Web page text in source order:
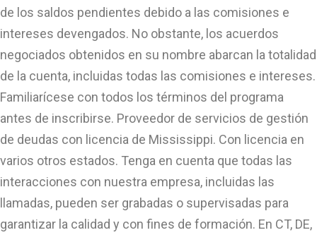
de los saldos pendientes debido a las comisiones e
intereses devengados. No obstante, los acuerdos
negociados obtenidos en su nombre abarcan la totalidad
de la cuenta, incluidas todas las comisiones e intereses.
Familiarícese con todos los términos del programa
antes de inscribirse. Proveedor de servicios de gestión
de deudas con licencia de Mississippi. Con licencia en
varios otros estados. Tenga en cuenta que todas las
interacciones con nuestra empresa, incluidas las
llamadas, pueden ser grabadas o supervisadas para
garantizar la calidad y con fines de formación. En CT, DE,